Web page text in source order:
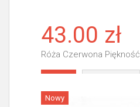
43.00 zł
Róża Czerwona Piękność
Nowy